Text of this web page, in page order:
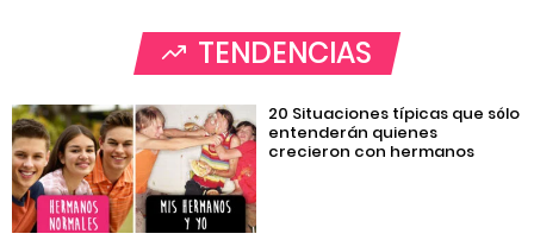
TENDENCIAS
20 Situaciones típicas que sólo
entenderán quienes
crecieron con hermanos